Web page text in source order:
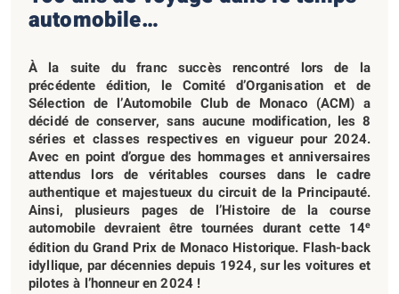
automobile…
À la suite du franc succès rencontré lors de la
précédente édition, le Comité d’Organisation et de
Sélection de l’Automobile Club de Monaco (ACM) a
décidé de conserver, sans aucune modification, les 8
séries et classes respectives en vigueur pour 2024.
Avec en point d’orgue des hommages et anniversaires
attendus lors de véritables courses dans le cadre
authentique et majestueux du circuit de la Principauté.
Ainsi, plusieurs pages de l’Histoire de la course
automobile devraient être tournées durant cette 14e
édition du Grand Prix de Monaco Historique. Flash-back
idyllique, par décennies depuis 1924, sur les voitures et
pilotes à l’honneur en 2024 !